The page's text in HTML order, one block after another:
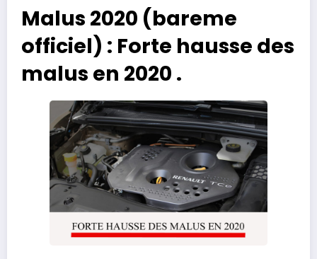
Malus 2020 (bareme
officiel) : Forte hausse des
malus en 2020 .